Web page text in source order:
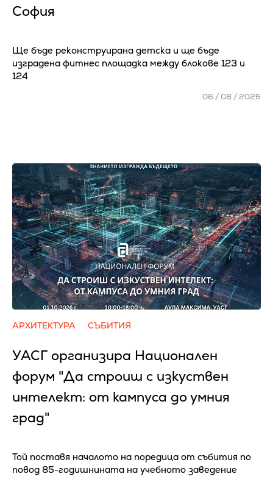
София
Ще бъде реконструирана детска и ще бъде
изградена фитнес площадка между блокове 123 и
124
06 / 08 / 2026
АРХИТЕКТУРА СЪБИТИЯ
УАСГ организира Национален
форум "Да строиш с изкуствен
интелект: от кампуса до умния
град"
Той поставя началото на поредица от събития по
повод 85-годишнината на учебното заведение